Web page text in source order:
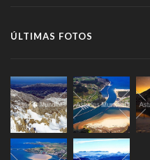
ÚLTIMAS FOTOS